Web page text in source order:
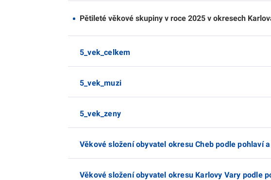
Pětileté věkové skupiny v roce 2025 v okresech
5_vek_celkem
5_vek_muzi
5_vek_zeny
Věkové složení obyvatel okresu Cheb podle pohlaví
Věkové složení obyvatel okresu Karlovy Vary podle